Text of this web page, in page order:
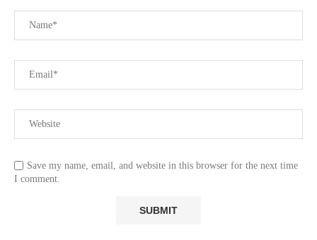
Save my name, email, and website in this browser for the next time
I comment.